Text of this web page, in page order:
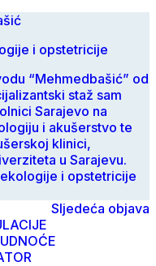
i opstetricije
“Mehmedbašić” od
staž sam
Sarajevo na
i akušerstvo te
klinici,
u Sarajevu.
i opstetricije
Sljedeća objava